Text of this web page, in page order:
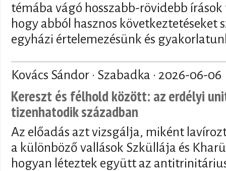
témába vágó hosszabb-rövidebb
hogy abból hasznos következtetéseket
egyházi értelemezésünk és
Kovács Sándor · Szabadka · 2026-06-06
Kereszt és félhold között: az erdélyi
tizenhatodik században
Az előadás azt vizsgálja, miként
a különböző vallások Szküllája és
hogyan léteztek együtt az